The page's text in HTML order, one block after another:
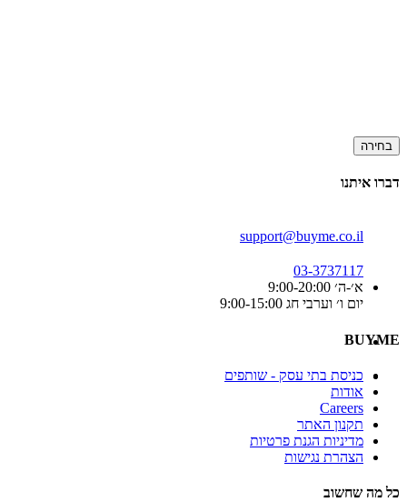
בחירה
דברו איתנו
support@buyme.co.il
03-3737117
א׳-ה׳ 9:00-20:00
יום ו׳ וערבי חג 9:00-15:00
BUYME
כניסת בתי עסק - שותפים
אודות
Careers
תקנון האתר
מדיניות הגנת פרטיות
הצהרת נגישות
כל מה שחשוב